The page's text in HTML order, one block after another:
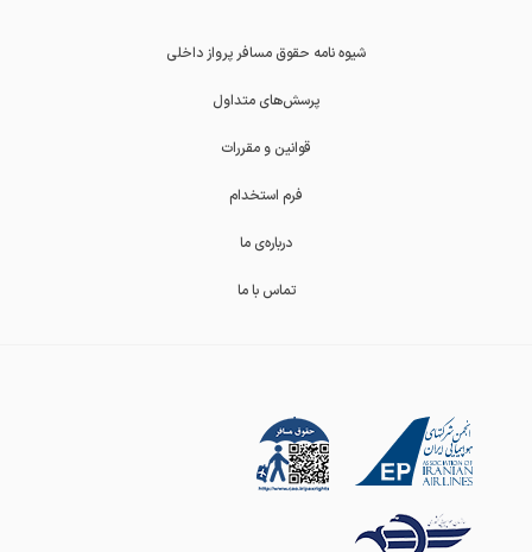
شیوه نامه حقوق مسافر پرواز داخلی
پرسش‌های متداول
قوانین و مقررات
فرم استخدام
درباره‌ی ما
تماس با ما